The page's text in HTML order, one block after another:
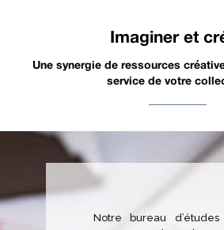
Imaginer et
Une synergie de ressources
service de votre
Notre bureau